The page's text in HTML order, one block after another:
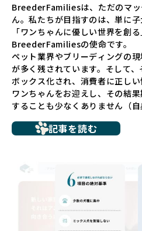
BreederFamiliesは、ただのマ
ん。私たちが目指すのは、単に子
「ワンちゃんに優しい世界を創
BreederFamiliesの使命です。
ペット業界やブリーディングの
が多く残されています。そして
ボックス化され、消費者に正しい
ワンちゃんをお迎えし、その結
することも少なくありません（
ち、健康面や社会性に問題を抱え
いるというケースもあります。
っても大きな負担であり、ワン
だからこそ、私たちは正しい情
供すべきだと考えています。
ゃんを家族のように愛する「優
記事を読む